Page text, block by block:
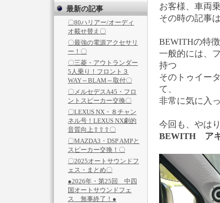
最新の記事
〇80ハリアー/オーディ
オ載せ替え〇
〇最強の電源アクセサリ
ー！〇
〇三菱・アウトランダー
5人乗り！フロント３
WAY～BLAM～取付〇
〇メルセデスA45・フロ
ントスピーカー交換〇
〇LEXUS NX・８チャン
ネル号！LEXUS NX劇的
音質向上⇧⇧⇧〇
〇MAZDA3・DSP AMPと
スピーカー交換！〇
〇2025オートサウンドフ
ェス・まとめ〇
●2026年・第25回 中四
国オートサウンドフェ
ス 無事終了！●
お客様、車両
その時の記事
BEWITHの特
一般的には、
持つ
そのトゥイー
て、
非常に気に入
今回も、やは
BEWITH ア